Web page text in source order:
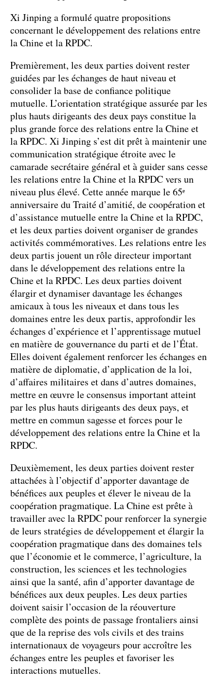
Xi Jinping a formulé quatre propositions
concernant le développement des relations entre
la Chine et la RPDC.
Premièrement, les deux parties doivent rester
guidées par les échanges de haut niveau et
consolider la base de confiance politique
mutuelle. L’orientation stratégique assurée par les
plus hauts dirigeants des deux pays constitue la
plus grande force des relations entre la Chine et
la RPDC. Xi Jinping s’est dit prêt à maintenir une
communication stratégique étroite avec le
camarade secrétaire général et à guider sans cesse
les relations entre la Chine et la RPDC vers un
niveau plus élevé. Cette année marque le 65ᵉ
anniversaire du Traité d’amitié, de coopération et
d’assistance mutuelle entre la Chine et la RPDC,
et les deux parties doivent organiser de grandes
activités commémoratives. Les relations entre les
deux partis jouent un rôle directeur important
dans le développement des relations entre la
Chine et la RPDC. Les deux parties doivent
élargir et dynamiser davantage les échanges
amicaux à tous les niveaux et dans tous les
domaines entre les deux partis, approfondir les
échanges d’expérience et l’apprentissage mutuel
en matière de gouvernance du parti et de l’État.
Elles doivent également renforcer les échanges en
matière de diplomatie, d’application de la loi,
d’affaires militaires et dans d’autres domaines,
mettre en œuvre le consensus important atteint
par les plus hauts dirigeants des deux pays, et
mettre en commun sagesse et forces pour le
développement des relations entre la Chine et la
RPDC.
Deuxièmement, les deux parties doivent rester
attachées à l’objectif d’apporter davantage de
bénéfices aux peuples et élever le niveau de la
coopération pragmatique. La Chine est prête à
travailler avec la RPDC pour renforcer la synergie
de leurs stratégies de développement et élargir la
coopération pragmatique dans des domaines tels
que l’économie et le commerce, l’agriculture, la
construction, les sciences et les technologies
ainsi que la santé, afin d’apporter davantage de
bénéfices aux deux peuples. Les deux parties
doivent saisir l’occasion de la réouverture
complète des points de passage frontaliers ainsi
que de la reprise des vols civils et des trains
internationaux de voyageurs pour accroître les
échanges entre les peuples et favoriser les
interactions mutuelles.